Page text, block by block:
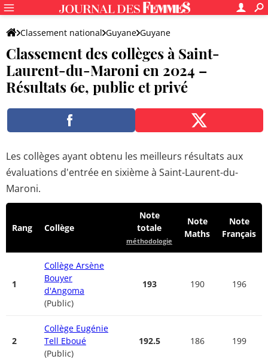
Classement national Guyane Guyane
Saint-Laurent-du-Maroni
Classement des collèges à Saint-
Laurent-du-Maroni en 2024 –
Résultats 6e, public et privé
Les collèges ayant obtenu les meilleurs résultats aux
évaluations d'entrée en sixième à Saint-Laurent-du-
Maroni.
Rang Collège
Note
totale
méthodologie
Note
Maths
Note
Français
1
Collège Arsène
Bouyer
d'Angoma
(Public)
193 190 196
2
Collège Eugénie
Tell Eboué
(Public)
192.5 186 199